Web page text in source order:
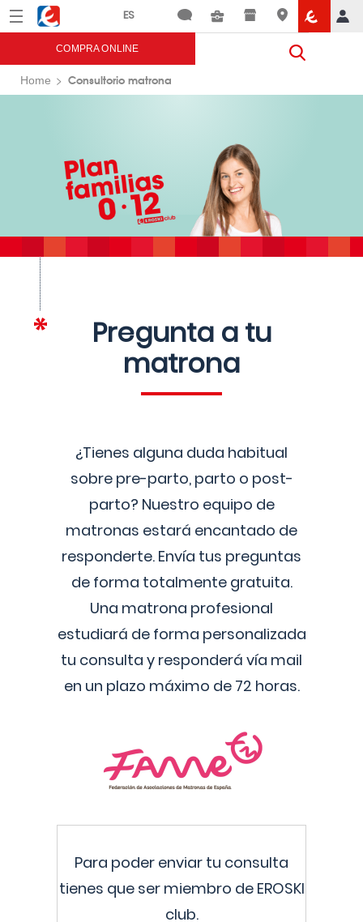
Menú Eroski
COMPRA ONLINE
Home Consultorio matrona
Pregunta a tu
matrona
¿Tienes alguna duda habitual
sobre pre-parto, parto o post-
parto? Nuestro equipo de
matronas estará encantado de
responderte. Envía tus preguntas
de forma totalmente gratuita.
Una matrona profesional
estudiará de forma personalizada
tu consulta y responderá vía mail
en un plazo máximo de 72 horas.
Para poder enviar tu consulta
tienes que ser miembro de EROSKI
club.